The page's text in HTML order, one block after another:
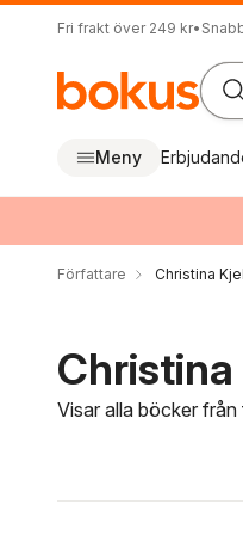
Fri frakt över 249 kr•
Meny
Författare Christina
Visar alla böcker